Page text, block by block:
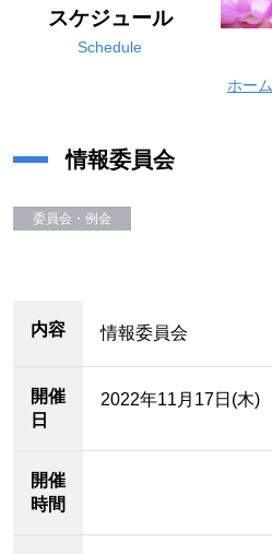
スケジュール
Schedule
ホーム
情報委員会
委員会・例会
内容 情報委員会
開催
日
2022年11月17日(木)
開催
時間